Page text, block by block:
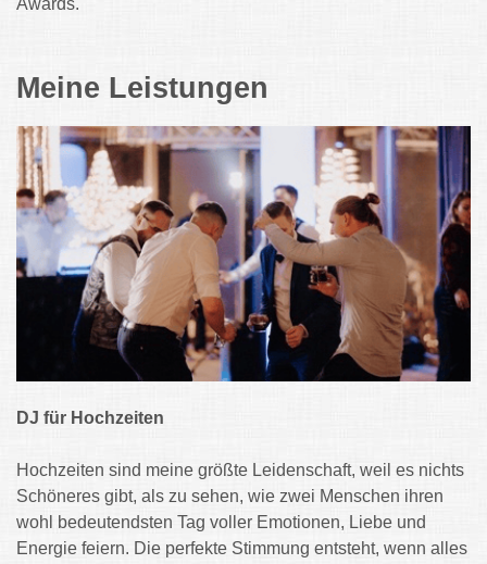
Awards.
Meine Leistungen
DJ für Hochzeiten
Hochzeiten sind meine größte Leidenschaft, weil es nichts
Schöneres gibt, als zu sehen, wie zwei Menschen ihren
wohl bedeutendsten Tag voller Emotionen, Liebe und
Energie feiern. Die perfekte Stimmung entsteht, wenn alles